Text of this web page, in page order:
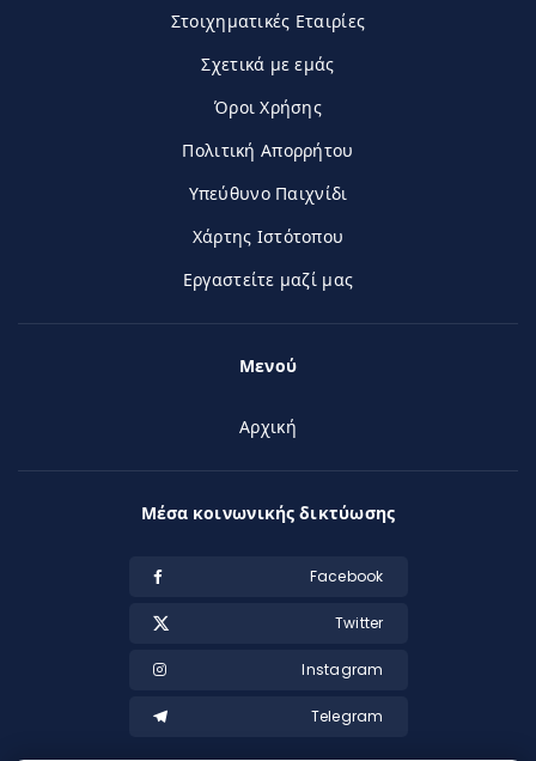
Στοιχηματικές Εταιρίες
Σχετικά με εμάς
Όροι Χρήσης
Πολιτική Απορρήτου
Υπεύθυνο Παιχνίδι
Χάρτης Ιστότοπου
Εργαστείτε μαζί μας
Μενού
Αρχική
Μέσα κοινωνικής δικτύωσης
Facebook
Twitter
Instagram
Telegram